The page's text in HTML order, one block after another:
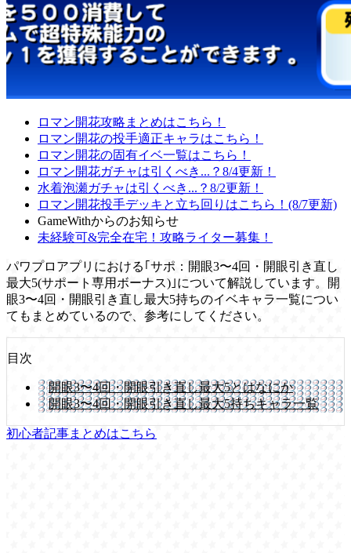
ロマン開花攻略まとめはこちら！
ロマン開花の投手適正キャラはこちら！
ロマン開花の固有イベ一覧はこちら！
ロマン開花ガチャは引くべき...？8/4更新！
水着泡瀬ガチャは引くべき...？8/2更新！
ロマン開花投手デッキと立ち回りはこちら！(8/7更新)
GameWithからのお知らせ
未経験可&完全在宅！攻略ライター募集！
パワプロアプリにおける｢サポ：開眼3〜4回・開眼引き直し
最大5(サポート専用ボーナス)｣について解説しています。開
眼3〜4回・開眼引き直し最大5持ちのイベキャラ一覧につい
てもまとめているので、参考にしてください。
目次
開眼3〜4回・開眼引き直し最大5とはなにか
開眼3〜4回・開眼引き直し最大5持ちキャラ一覧
初心者記事まとめはこちら